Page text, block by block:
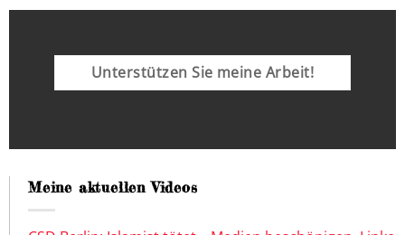
Unterstützen Sie meine Arbeit!
Meine aktuellen Videos